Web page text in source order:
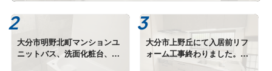
大分市明野北町マンションユ
ニットバス、洗面化粧台、給
湯器交換終わりました。
大分市上野丘にて入居前リフ
ォーム工事終わりました。あ
りがとうございます。